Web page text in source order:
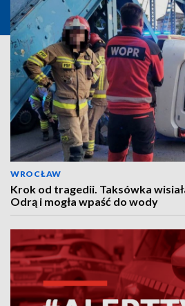
WROCŁAW
Krok od tragedii. Taksówka
Odrą i mogła wpaść do wody